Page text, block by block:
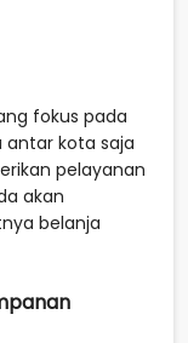
fokus pada
kota saja
pelayanan
akan
belanja